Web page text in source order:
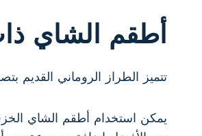
أطقم الشاي
تتميز الطراز الروماني القديم
يمكن استخدام أطقم الشاي